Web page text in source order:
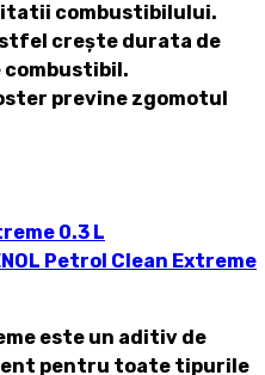
combustibilului.
crește durata de
combustibil.
previne zgomotul
Petrol Clean Extreme
este un aditiv de
pentru toate tipurile